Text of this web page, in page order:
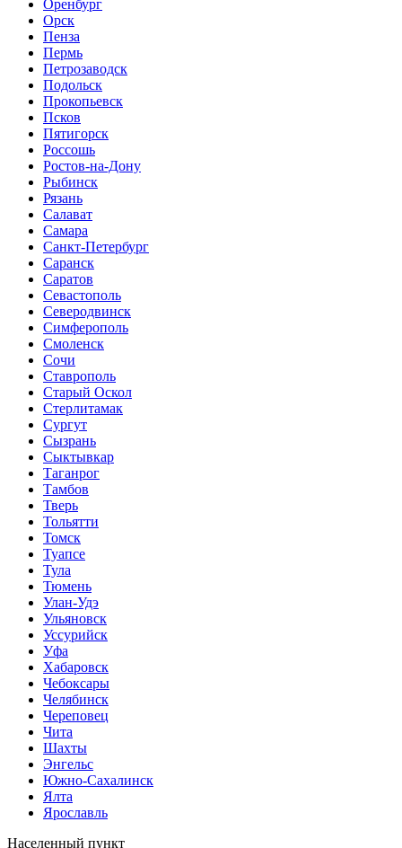
Оренбург
Орск
Пенза
Пермь
Петрозаводск
Подольск
Прокопьевск
Псков
Пятигорск
Россошь
Ростов-на-Дону
Рыбинск
Рязань
Салават
Самара
Санкт-Петербург
Саранск
Саратов
Севастополь
Северодвинск
Симферополь
Смоленск
Сочи
Ставрополь
Старый Оскол
Стерлитамак
Сургут
Сызрань
Сыктывкар
Таганрог
Тамбов
Тверь
Тольятти
Томск
Туапсе
Тула
Тюмень
Улан-Удэ
Ульяновск
Уссурийск
Уфа
Хабаровск
Чебоксары
Челябинск
Череповец
Чита
Шахты
Энгельс
Южно-Сахалинск
Ялта
Ярославль
Населенный пункт